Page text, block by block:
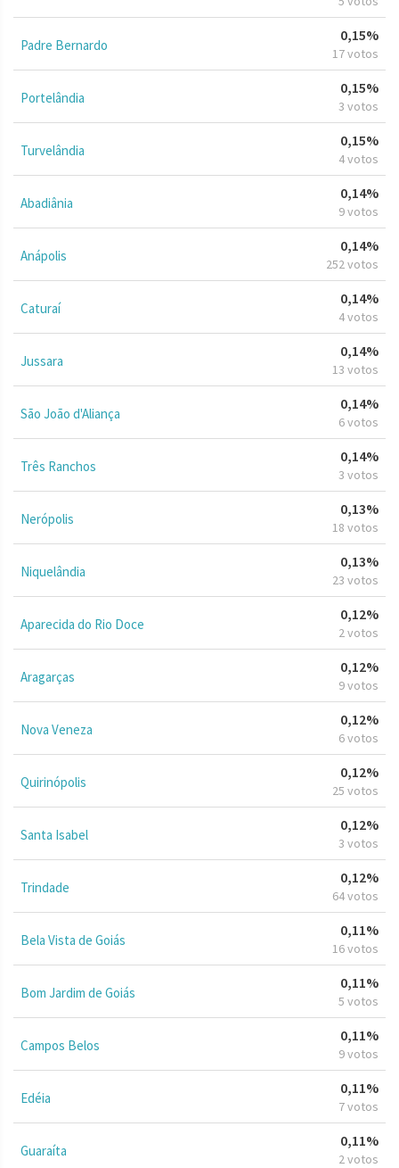
Padre Bernardo
0,15%
17 votos
Portelândia
0,15%
3 votos
Turvelândia
0,15%
4 votos
Abadiânia
0,14%
9 votos
Anápolis
0,14%
252 votos
Caturaí
0,14%
4 votos
Jussara
0,14%
13 votos
São João d'Aliança
0,14%
6 votos
Três Ranchos
0,14%
3 votos
Nerópolis
0,13%
18 votos
Niquelândia
0,13%
23 votos
Aparecida do Rio Doce
0,12%
2 votos
Aragarças
0,12%
9 votos
Nova Veneza
0,12%
6 votos
Quirinópolis
0,12%
25 votos
Santa Isabel
0,12%
3 votos
Trindade
0,12%
64 votos
Bela Vista de Goiás
0,11%
16 votos
Bom Jardim de Goiás
0,11%
5 votos
Campos Belos
0,11%
9 votos
Edéia
0,11%
7 votos
Guaraíta
0,11%
2 votos